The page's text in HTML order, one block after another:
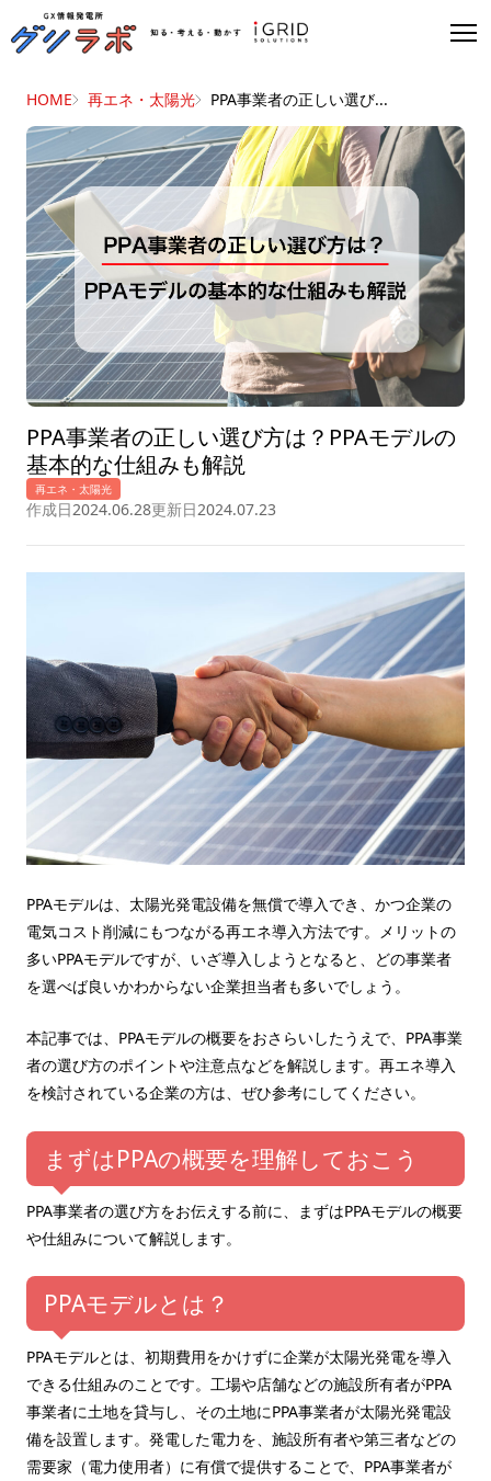
HOME 再エネ・太陽光 PPA事業者の正しい選び...
再エネ・太陽光
作成日2024.06.28更新日2024.07.23
PPA事業者の正しい選び方は？PPAモデルの
基本的な仕組みも解説
PPAモデルは、太陽光発電設備を無償で導入でき、かつ企業の
電気コスト削減にもつながる再エネ導入方法です。メリットの
多いPPAモデルですが、いざ導入しようとなると、どの事業者
を選べば良いかわからない企業担当者も多いでしょう。
本記事では、PPAモデルの概要をおさらいしたうえで、PPA事業
者の選び方のポイントや注意点などを解説します。再エネ導入
を検討されている企業の方は、ぜひ参考にしてください。
まずはPPAの概要を理解しておこう
PPA事業者の選び方をお伝えする前に、まずはPPAモデルの概要
や仕組みについて解説します。
PPAモデルとは？
PPAモデルとは、初期費用をかけずに企業が太陽光発電を導入
できる仕組みのことです。工場や店舗などの施設所有者がPPA
事業者に土地を貸与し、その土地にPPA事業者が太陽光発電設
備を設置します。発電した電力を、施設所有者や第三者などの
需要家（電力使用者）に有償で提供することで、PPA事業者が